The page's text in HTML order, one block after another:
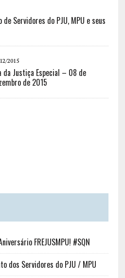
Servidores do PJU, MPU e seus
2015
da Justiça Especial – 08 de
de 2015
FREJUSMPU! #SQN
dos Servidores do PJU / MPU